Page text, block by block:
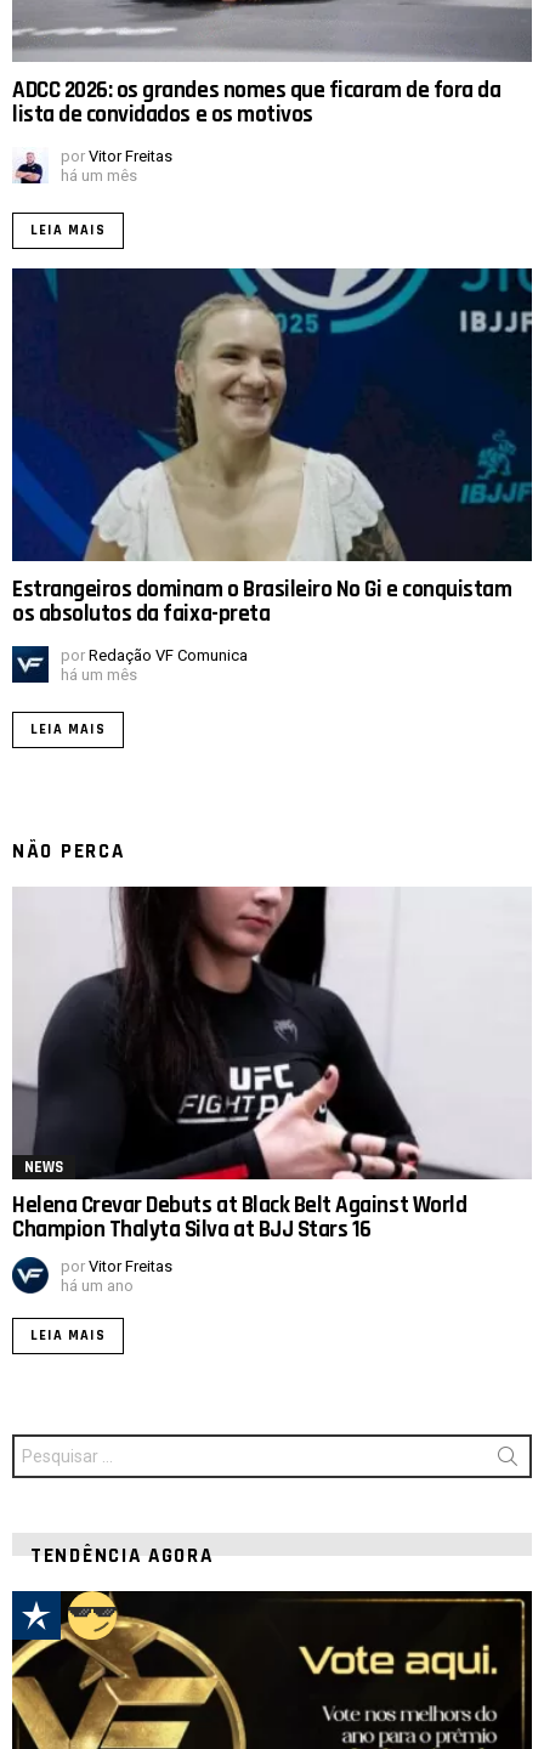
ADCC 2026: os grandes nomes que ficaram de fora da
lista de convidados e os motivos
por Vitor Freitas
há um mês
LEIA MAIS
Estrangeiros dominam o Brasileiro No Gi e conquistam
os absolutos da faixa-preta
por Redação VF Comunica
há um mês
LEIA MAIS
NÃO PERCA
NEWS
Helena Crevar Debuts at Black Belt Against World
Champion Thalyta Silva at BJJ Stars 16
por Vitor Freitas
há um ano
LEIA MAIS
Procurar
por:
TENDÊNCIA AGORA